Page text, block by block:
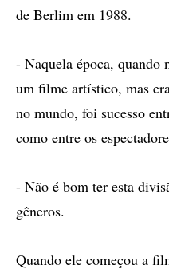
de Berlim em 1988.
- Naquela época, quando
um filme artístico, mas
no mundo, foi sucesso
como entre os
- Não é bom ter esta
gêneros.
Quando ele começou a